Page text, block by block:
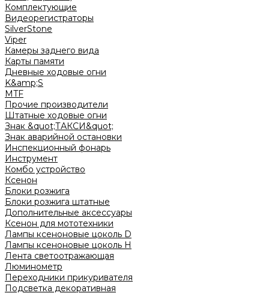
Комплектующие
Видеорегистраторы
SilverStone
Viper
Камеры заднего вида
Карты памяти
Дневные ходовые огни
K&amp;S
MTF
Прочие производители
Штатные ходовые огни
Знак &quot;ТАКСИ&quot;
Знак аварийной остановки
Инспекционный фонарь
Инструмент
Комбо устройство
Ксенон
Блоки розжига
Блоки розжига штатные
Дополнительные аксессуары
Ксенон для мототехники
Лампы ксеноновые цоколь D
Лампы ксеноновые цоколь H
Лента светоотражающая
Люминометр
Переходники прикуривателя
Подсветка декоративная